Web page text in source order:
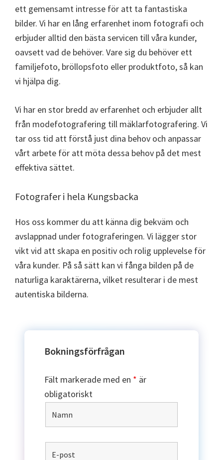
ett gemensamt intresse för att ta fantastiska
bilder. Vi har en lång erfarenhet inom fotografi och
erbjuder alltid den bästa servicen till våra kunder,
oavsett vad de behöver. Vare sig du behöver ett
familjefoto, bröllopsfoto eller produktfoto, så kan
vi hjälpa dig.
Vi har en stor bredd av erfarenhet och erbjuder allt
från modefotografering till mäklarfotografering. Vi
tar oss tid att förstå just dina behov och anpassar
vårt arbete för att möta dessa behov på det mest
effektiva sättet.
Fotografer i hela Kungsbacka
Hos oss kommer du att känna dig bekväm och
avslappnad under fotograferingen. Vi lägger stor
vikt vid att skapa en positiv och rolig upplevelse för
våra kunder. På så sätt kan vi fånga bilden på de
naturliga karaktärerna, vilket resulterar i de mest
autentiska bilderna.
Bokningsförfrågan
Fält markerade med en * är
obligatoriskt